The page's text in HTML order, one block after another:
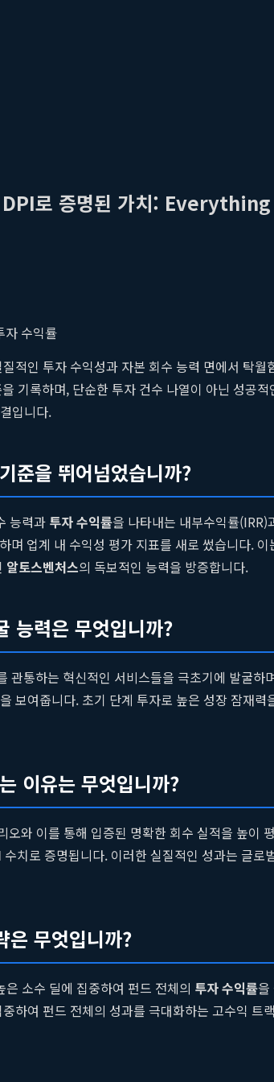
DPI로 증명된 가치:
자 수익률
적인 투자 수익성과 자본 회수 능력 면에서 탁
기록하며, 단순한 투자 건수 나열이 아닌 성공
입니다.
준을 뛰어넘었습니까?
능력과 투자 수익률을 나타내는 내부수익률
며 업계 내 수익성 평가 지표를 새로 썼습니다.
알토스벤처스의 독보적인 능력을 방증합니다.
능력은 무엇입니까?
관통하는 혁신적인 서비스들을 극초기에 발굴
보여줍니다. 초기 단계 투자로 높은 성장 잠재
이유는 무엇입니까?
오와 이를 통해 입증된 명확한 회수 실적을 높이
수치로 증명됩니다. 이러한 실질적인 성과는 글로
은 무엇입니까?
소수 딜에 집중하여 펀드 전체의 투자 수익률
하여 펀드 전체의 성과를 극대화하는 고수익